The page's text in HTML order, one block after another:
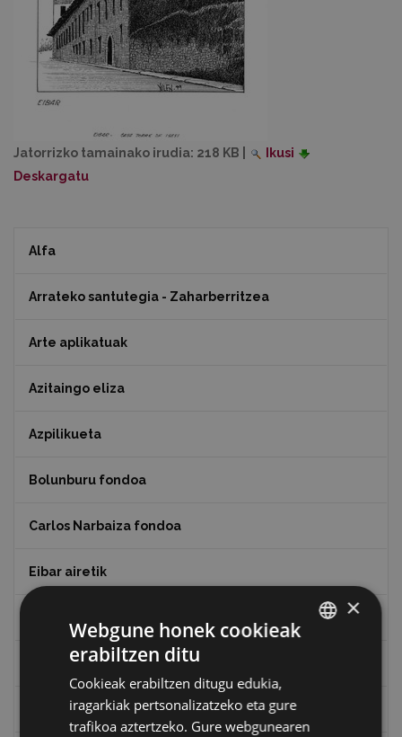
Jatorrizko tamainako irudia: 218 KB
Ikusi
Deskargatu
Alfa
Arrateko santutegia - Zaharberritzea
Arte aplikatuak
Azitaingo eliza
Azpilikueta
Bolunburu fondoa
Carlos Narbaiza fondoa
Eibar airetik
Eibarko baserriak
Eibarko mugarrien itzulia
×
Webgune honek cookieak
erabiltzen ditu
Cookieak erabiltzen ditugu edukia,
iragarkiak pertsonalizatzeko eta gure
trafikoa aztertzeko. Gure webgunearen